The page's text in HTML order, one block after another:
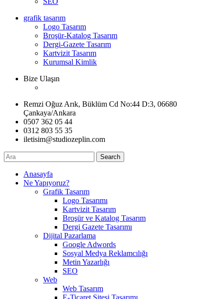
grafik tasarım
Logo Tasarım
Broşür-Katalog Tasarım
Dergi-Gazete Tasarım
Kartvizit Tasarım
Kurumsal Kimlik
Bize Ulaşın
Remzi Oğuz Arık, Büklüm Cd No:44 D:3, 06680
Çankaya/Ankara
0507 362 05 44
0312 803 55 35
iletisim@studiozeplin.com
Search
Anasayfa
Ne Yapıyoruz?
Grafik Tasarım
Logo Tasarımı
Kartvizit Tasarım
Broşür ve Katalog Tasarım
Dergi Gazete Tasarımı
Dijital Pazarlama
Google Adwords
Sosyal Medya Reklamcılığı
Metin Yazarlığı
SEO
Web
Web Tasarım